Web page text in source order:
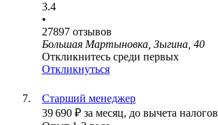
3.4
•
27897 отзывов
Большая Мартыновка, Зыгина, 40
Откликнитесь среди первых
Откликнуться
Старший менеджер
39 690 ₽ за месяц, до вычета налогов